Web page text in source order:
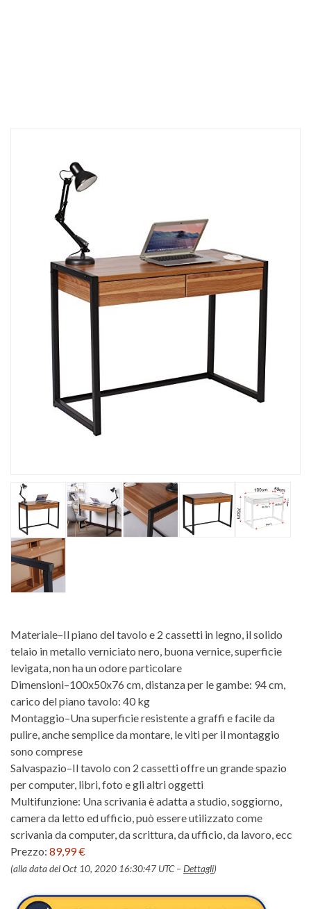
Materiale–Il piano del tavolo e 2 cassetti in legno, il solido
telaio in metallo verniciato nero, buona vernice, superficie
levigata, non ha un odore particolare
Dimensioni–100x50x76 cm, distanza per le gambe: 94 cm,
carico del piano tavolo: 40 kg
Montaggio–Una superficie resistente a graffi e facile da
pulire, anche semplice da montare, le viti per il montaggio
sono comprese
Salvaspazio–Il tavolo con 2 cassetti offre un grande spazio
per computer, libri, foto e gli altri oggetti
Multifunzione: Una scrivania è adatta a studio, soggiorno,
camera da letto ed ufficio, può essere utilizzato come
scrivania da computer, da scrittura, da ufficio, da lavoro, ecc
Prezzo: 89,99 €
(alla data del Oct 10, 2020 16:30:47 UTC – Dettagli)